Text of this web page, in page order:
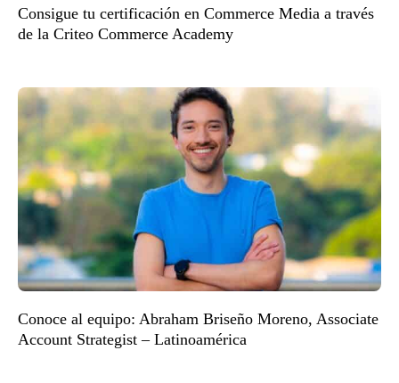
Consigue tu certificación en Commerce Media a través
de la Criteo Commerce Academy
Conoce al equipo: Abraham Briseño Moreno, Associate
Account Strategist – Latinoamérica